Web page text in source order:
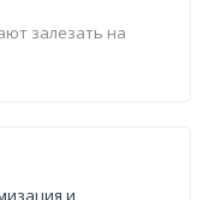
залезать на
и